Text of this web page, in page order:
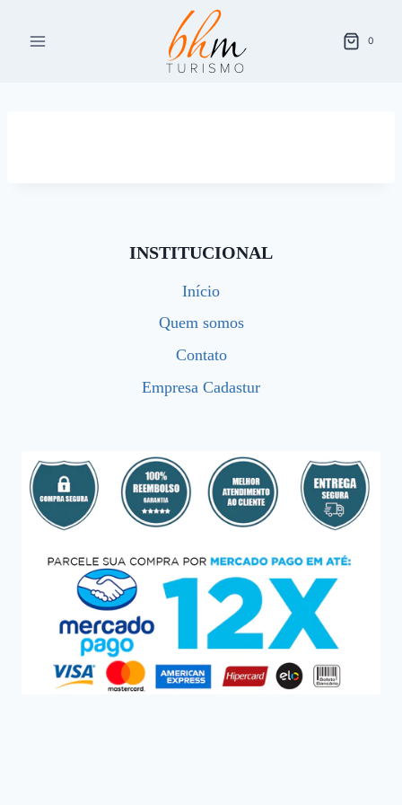
para
0
INSTITUCIONAL
Início
Quem somos
Contato
Empresa Cadastur